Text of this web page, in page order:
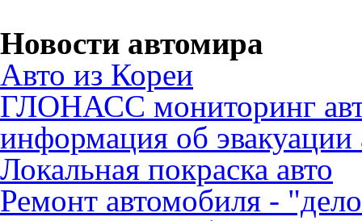
Новости автомира
Авто из Кореи
ГЛОНАСС мониторинг
информация об эвакуации
Локальная покраска авто
Ремонт автомобиля -